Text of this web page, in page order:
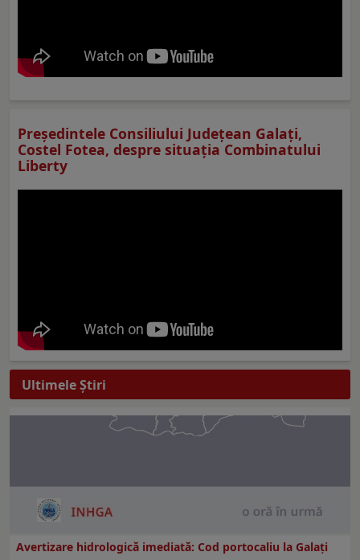
Preşedintele Consiliului Judeţean Galaţi,
Costel Fotea, despre situaţia Combinatului
Liberty
Ultimele Ştiri
Avertizare hidrologică imediată: Cod portocaliu la Galaţi